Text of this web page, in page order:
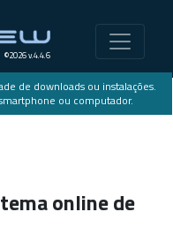
©2026 v.4.4.6
de downloads ou instalações.
ou computador.
online de